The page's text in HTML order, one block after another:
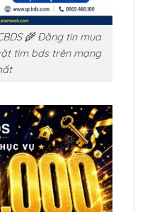
🌾 Đăng tin mua
tìm bds trên mạng